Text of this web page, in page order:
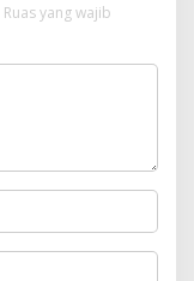
Ruas yang wajib